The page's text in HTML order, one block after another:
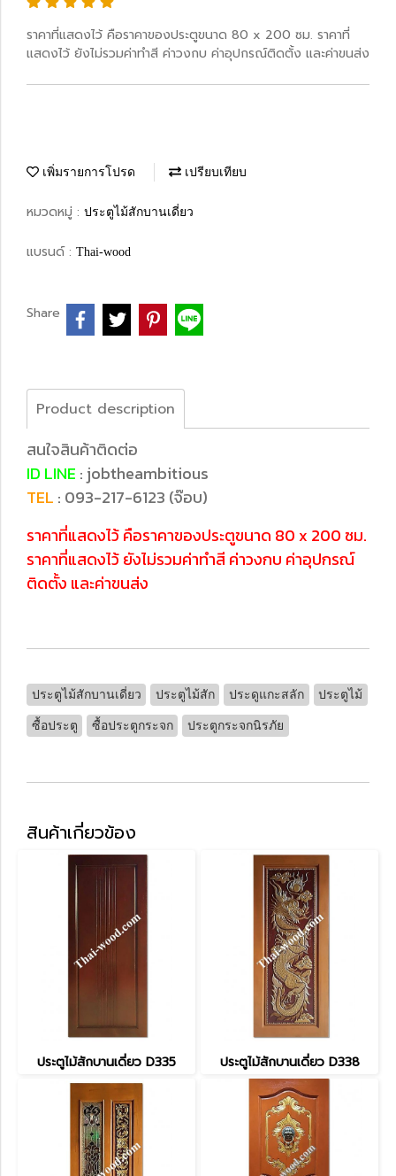
ราคาที่แสดงไว้ คือราคาของประตูขนาด 80 x 200 ซม. ราคาที่
แสดงไว้ ยังไม่รวมค่าทำสี ค่าวงกบ ค่าอุปกรณ์ติดตั้ง และค่าขนส่ง
เพิ่มรายการโปรด เปรียบเทียบ
หมวดหมู่ : ประตูไม้สักบานเดี่ยว
แบรนด์ : Thai-wood
Share
Product description
สนใจสินค้าติดต่อ
ID LINE : jobtheambitious
TEL : 093-217-6123 (จ๊อบ)
ราคาที่แสดงไว้ คือราคาของประตูขนาด 80 x 200 ซม.
ราคาที่แสดงไว้ ยังไม่รวมค่าทำสี ค่าวงกบ ค่าอุปกรณ์
ติดตั้ง และค่าขนส่ง
ประตูไม้สักบานเดี่ยว ประตูไม้สัก ประดูแกะสลัก ประตูไม้
ซื้อประตู ซื้อประตูกระจก ประตูกระจกนิรภัย
สินค้าเกี่ยวข้อง
ประตูไม้สักบานเดี่ยว D335 ประตูไม้สักบานเดี่ยว D338